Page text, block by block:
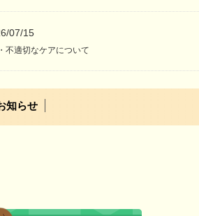
07/15
不適切なケアについて
知らせ